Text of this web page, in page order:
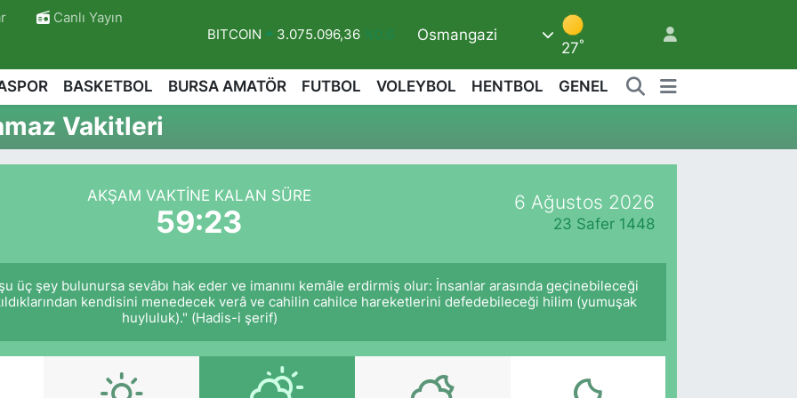
Canlı Yayın
BITCOIN 3.075.096,36 %0.69
DOLAR
47,6006 %0.06
GRAM ALTIN
6513.94 %0.32
BİST100
Osmangazi
27°
BASKETBOL BURSA AMATÖR FUTBOL VOLEYBOL HENTBOL GENEL
Vakitleri
AKŞAM VAKTINE KALAN SÜRE
59:22
6 Ağustos 2026
23 Safer 1448
üç şey bulunursa sevâbı hak eder ve imanını kemâle erdirmiş olur: İnsanlar arasında geçinebileceği
kendisini menedecek verâ ve cahilin cahilce hareketlerini defedebileceği hilim (yumuşak
huyluluk)." (Hadis-i şerif)